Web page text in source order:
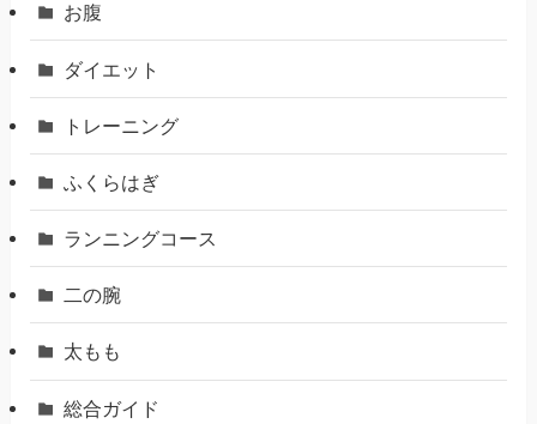
お腹
ダイエット
トレーニング
ふくらはぎ
ランニングコース
二の腕
太もも
総合ガイド